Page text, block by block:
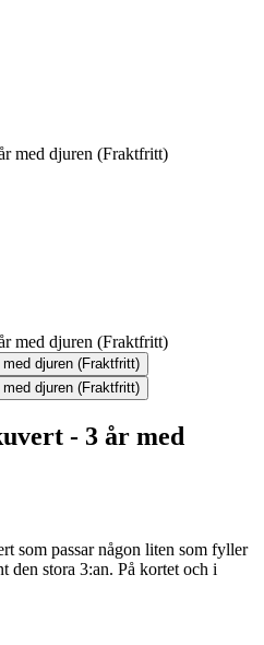
- 3 år med
som passar någon liten som fyller
den stora 3:an. På kortet och i